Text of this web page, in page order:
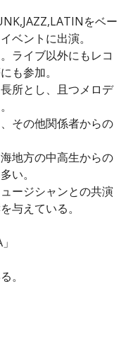
をベー
ベントに出演。
ライブ以外にもレコ
も参加。
所とし、且つメロデ
その他関係者からの
地方の中高生からの
い。
ージシャンとの共演
与えている。
。